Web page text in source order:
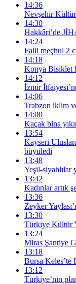
14:36
Nevşehir Kültür
14:30
Hakkâri’de
14:24
Faili meçhul 2
14:18
Konya Bisiklet
14:12
İzmir
14:06
Trabzon iklim
14:00
Kaçak bina
13:54
Kayseri
büyüledi
13:48
Yeşil-siyahlılar
13:42
Kadınlar artık
13:36
Zeyker
13:30
Türkiye Kültür
13:24
Miras Şantiye
13:18
Bursa Keles’te
13:12
Türkiye’nin